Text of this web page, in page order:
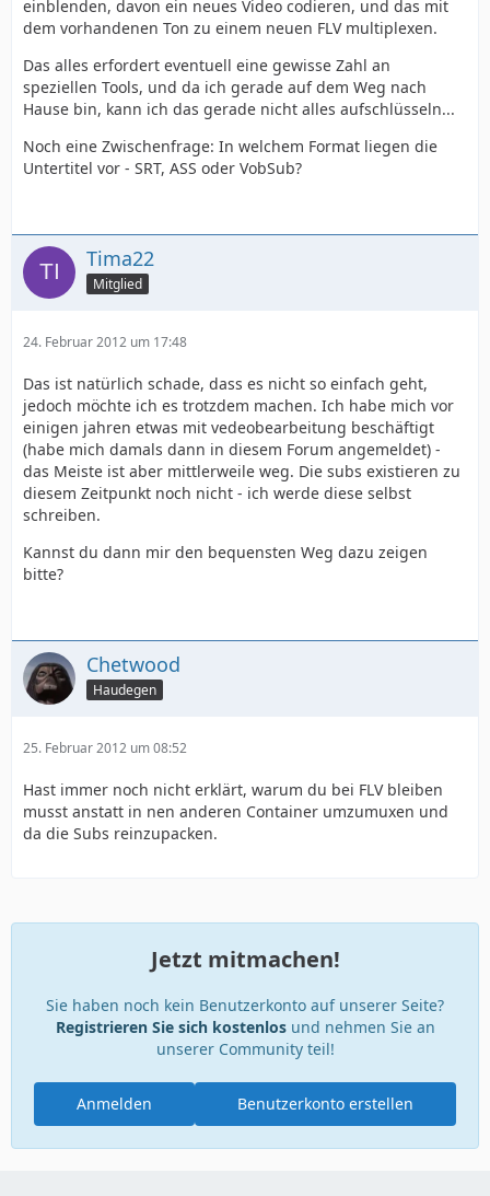
einblenden, davon ein neues Video codieren, und das mit
dem vorhandenen Ton zu einem neuen FLV multiplexen.
Das alles erfordert eventuell eine gewisse Zahl an
speziellen Tools, und da ich gerade auf dem Weg nach
Hause bin, kann ich das gerade nicht alles aufschlüsseln...
Noch eine Zwischenfrage: In welchem Format liegen die
Untertitel vor - SRT, ASS oder VobSub?
Tima22
Mitglied
24. Februar 2012 um 17:48
Das ist natürlich schade, dass es nicht so einfach geht,
jedoch möchte ich es trotzdem machen. Ich habe mich vor
einigen jahren etwas mit vedeobearbeitung beschäftigt
(habe mich damals dann in diesem Forum angemeldet) -
das Meiste ist aber mittlerweile weg. Die subs existieren zu
diesem Zeitpunkt noch nicht - ich werde diese selbst
schreiben.
Kannst du dann mir den bequensten Weg dazu zeigen
bitte?
Chetwood
Haudegen
25. Februar 2012 um 08:52
Hast immer noch nicht erklärt, warum du bei FLV bleiben
musst anstatt in nen anderen Container umzumuxen und
da die Subs reinzupacken.
Jetzt mitmachen!
Sie haben noch kein Benutzerkonto auf unserer Seite?
Registrieren Sie sich kostenlosund nehmen Sie an
unserer Community teil!
Benutzerkonto erstellen
Anmelden